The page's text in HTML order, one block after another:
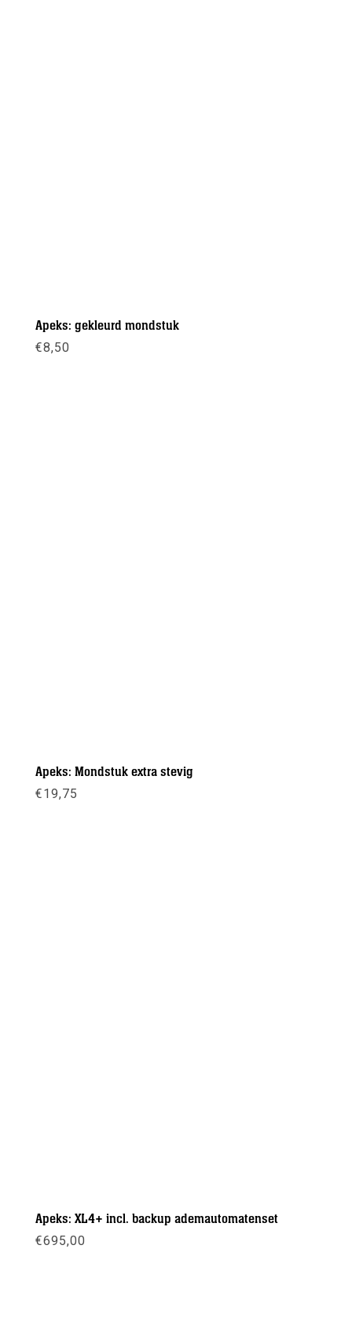
Apeks: gekleurd mondstuk
€8,50
Apeks: Mondstuk extra stevig
€19,75
Apeks: XL4+ incl. backup ademautomatenset
€695,00